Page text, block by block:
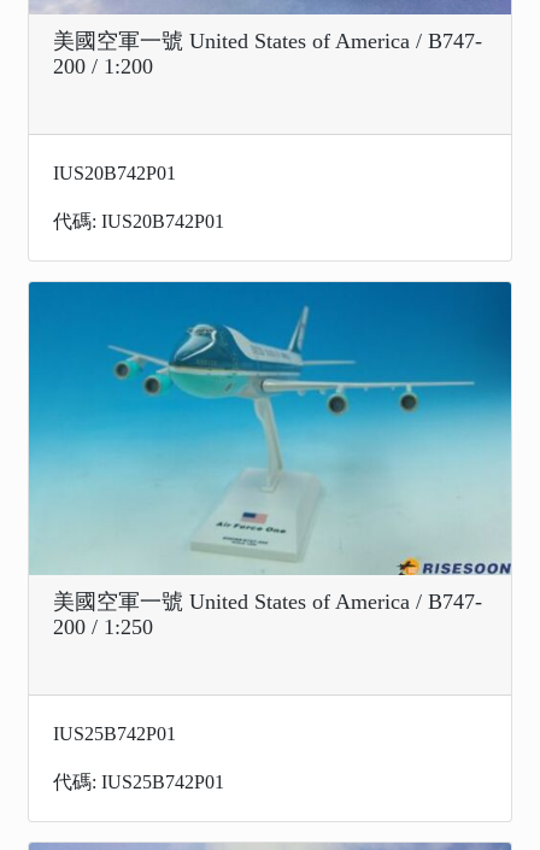
美國空軍一號 United States of America / B747-
200 / 1:200
IUS20B742P01
代碼: IUS20B742P01
美國空軍一號 United States of America / B747-
200 / 1:250
IUS25B742P01
代碼: IUS25B742P01